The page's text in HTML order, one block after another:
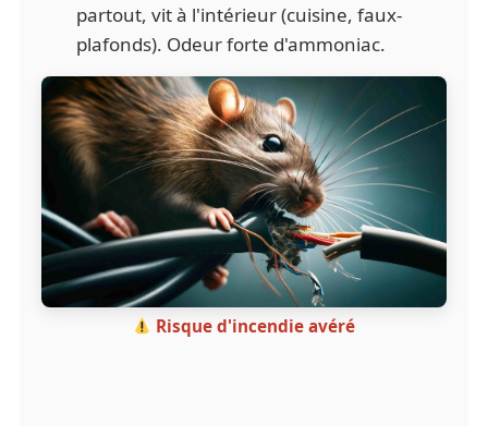
partout, vit à l'intérieur (cuisine, faux-
plafonds). Odeur forte d'ammoniac.
Risque d'incendie avéré